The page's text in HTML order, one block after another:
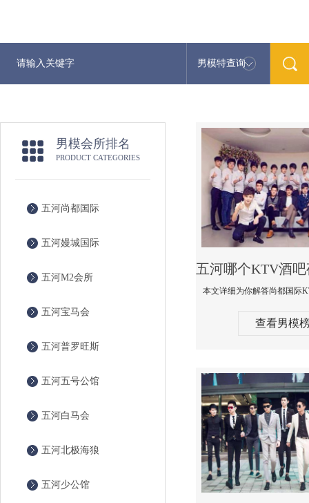
男模特查询
男模会所排名
PRODUCT CATEGORIES
五河尚都国际
五河嫚城国际
五河M2会所
五河宝马会
五河普罗旺斯
五河五号公馆
五河白马会
五河北极海狼
五河少公馆
查看男模